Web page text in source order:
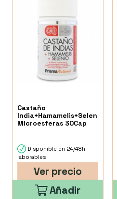
Castaño
India+Hamamelis+Selenio
Microesferas 30Cap
Disponible en 24/48h
laborables
Ver precio
Añadir